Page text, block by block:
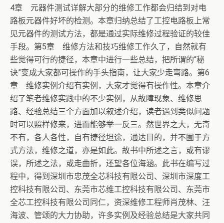
4章 元器件测试详解大部分的维修工作都会归结到对电
路板元器件好坏的检测。本章归纳总结了工控电路板上常
见元器件的测试方法，都是通过实际维修过程验证的较佳
手段。第5章 维修方法和技巧维修工作久了，自然就有
些觉得可行的捷径，本章中进行一些总结，把所谓的“秘
诀”变成大家都可操作的手头指南，让大家少走弯路。第6
章 维修实例介绍有实例，大家才觉得有操作性。本章介
绍了笔者维修实践中的不少实例，从故障现象、维修思
路、经验总结三个方面加以叙述介绍，读者遇到类似问题
时可以照样修来，进而能够举一反三。然世界之大，无奇
不有，各人各性，自有捷径坦途，通达目的，并不囿于方
式方法，维修之道，亦是如此。故书中所述之言，或有谬
误，所述之法，或走曲折，还望各位海涵。此书在编写过
程中，得到深圳市忠茂全芯科技有限公司、深圳市深度工
控科技有限公司、东莞市芯维工控科技有限公司、东莞市
全芯工控科技有限公司同仁，资深维修工程师肖茂林、汪
海波、管颂的大力协助，许多实例及经验总结是大家共同